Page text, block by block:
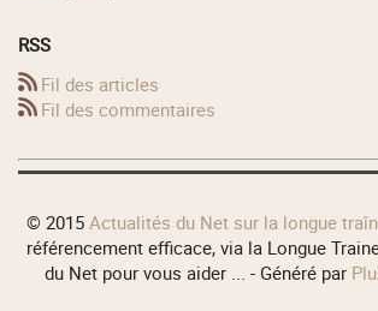
RSS
Fil des articles
Fil des commentaires
© 2015 Actualités du Net sur la longue
référencement efficace, via la Longue
du Net pour vous aider ... - Généré par